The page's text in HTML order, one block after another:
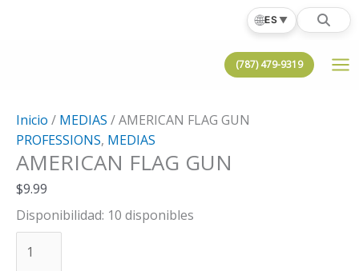
🌐ES▼
(787) 479-9319
Inicio / MEDIAS / AMERICAN FLAG GUN
PROFESSIONS, MEDIAS
AMERICAN FLAG GUN
$9.99
Disponibilidad: 10 disponibles
FLAG